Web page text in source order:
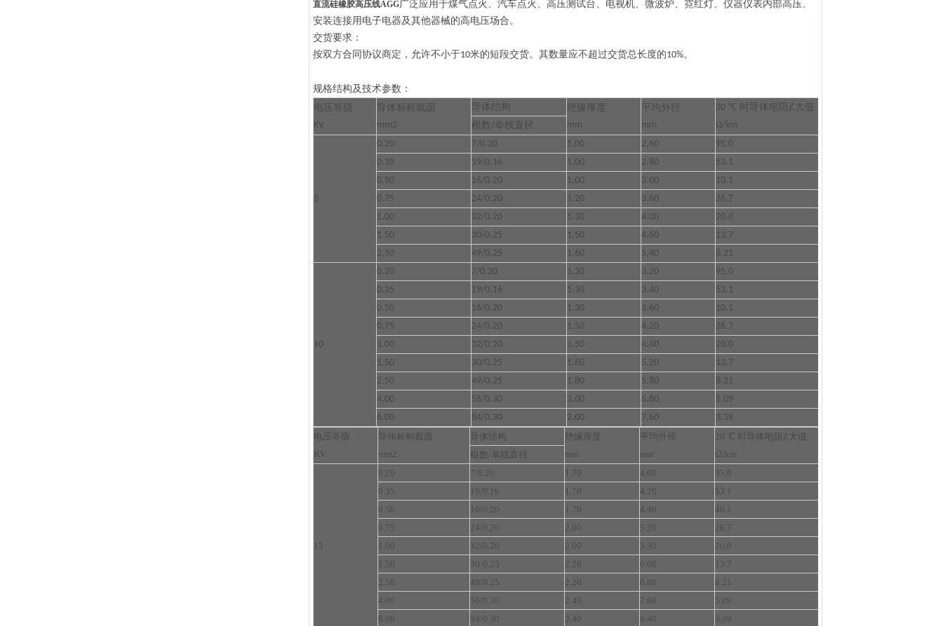
直流硅橡胶高压线AGG广泛应用于煤气点火、汽车点火、高压测试台、电视机、微波炉、霓红灯、仪器仪表内部高压、
安装连接用电子电器及其他器械的高电压场合。
交货要求：
按双方合同协议商定，允许不小于10米的短段交货。其数量应不超过交货总长度的10%。
规格结构及技术参数：
电压等级
KV
导体标称截面
mm2
导体结构
绝缘厚度
mm
平均外径
mm
20 ℃
时导体电阻Z大值
Ω/km
根数 / 单线直径
5
0.20 7/0.20 1.00 2.60
95.0
0.35
19/0.16 1.00 2.80
53.1
0.50
16/0.20 1.00 3.00
10.1
0.75
24/0.20 1.20 3.60
26.7
1.00
32/0.20 1.30 4.00
20.0
1.50
30/0.25 1.50 4.60
13.7
2.50
49/0.25 1.60 5.40 8.21
10
0.20 7/0.20 1.30 3.20
95.0
0.35
19/0.16 1.30 3.40
53.1
0.50
16/0.20 1.30 3.60
10.1
0.75
24/0.20 1.50 4.20
26.7
1.00
32/0.20 1.50 4.40
20.0
1.50
30/0.25 1.80 5.20
13.7
2.50
49/0.25 1.80 5.80
8.21
4.00
56/0.30 2.00 6.80
5.09
6.00
84/0.30 2.00 7.60
3.39
电压等级
KV
导体标称截面
mm2
导体结构
绝缘厚度
mm
平均外径
mm
20 ℃ 时导体电阻Z大值
Ω/km
根数/单线直径
15
0.20 7/0.20 1.70 4.00
95.0
0.35
19/0.16 1.70 4.20
53.1
0.50
16/0.20 1.70 4.40
40.1
0.75
24/0.20 2.00 5.20
26.7
1.00
32/0.20 2.00 5.30
20.0
1.50
30/0.25 2.20 6.00
13.7
2.50
49/0.25 2.20 6.60
8.21
4.00
56/0.30 2.40 7.60
5.09
6.00
84/0.30 2.40 8.40 3.39